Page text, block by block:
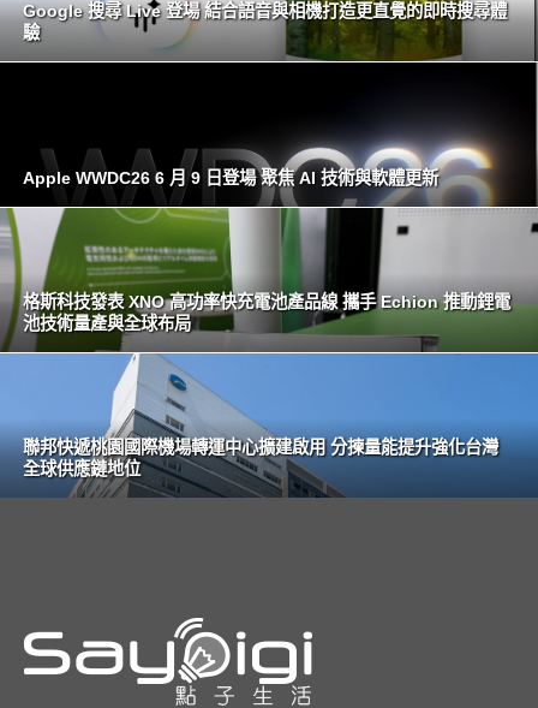
Google 搜尋 Live 登場 結合語音與相機打造更直覺的即時搜尋體
驗
Apple WWDC26 6 月 9 日登場 聚焦 AI 技術與軟體更新
格斯科技發表 XNO 高功率快充電池產品線 攜手 Echion 推動鋰電
池技術量產與全球布局
聯邦快遞桃園國際機場轉運中心擴建啟用 分揀量能提升強化台灣
全球供應鏈地位